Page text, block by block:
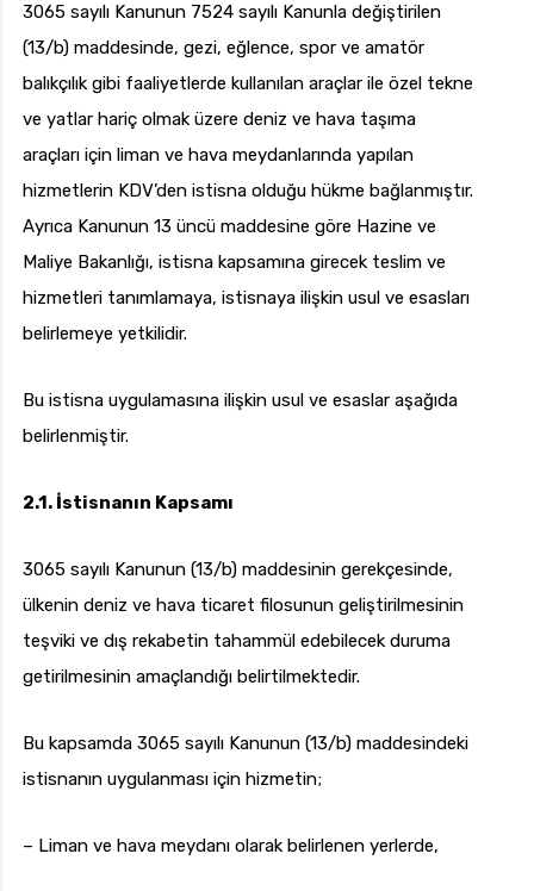
3065 sayılı Kanunun 7524 sayılı Kanunla değiştirilen
(13/b) maddesinde, gezi, eğlence, spor ve amatör
balıkçılık gibi faaliyetlerde kullanılan araçlar ile özel tekne
ve yatlar hariç olmak üzere deniz ve hava taşıma
araçları için liman ve hava meydanlarında yapılan
hizmetlerin KDV’den istisna olduğu hükme bağlanmıştır.
Ayrıca Kanunun 13 üncü maddesine göre Hazine ve
Maliye Bakanlığı, istisna kapsamına girecek teslim ve
hizmetleri tanımlamaya, istisnaya ilişkin usul ve esasları
belirlemeye yetkilidir.
Bu istisna uygulamasına ilişkin usul ve esaslar aşağıda
belirlenmiştir.
2.1. İstisnanın Kapsamı
3065 sayılı Kanunun (13/b) maddesinin gerekçesinde,
ülkenin deniz ve hava ticaret filosunun geliştirilmesinin
teşviki ve dış rekabetin tahammül edebilecek duruma
getirilmesinin amaçlandığı belirtilmektedir.
Bu kapsamda 3065 sayılı Kanunun (13/b) maddesindeki
istisnanın uygulanması için hizmetin;
– Liman ve hava meydanı olarak belirlenen yerlerde,